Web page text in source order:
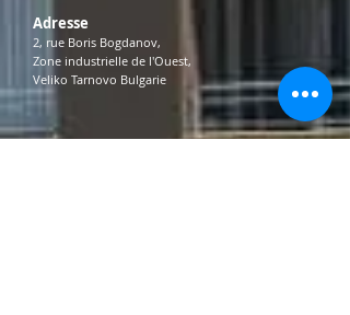
Adresse
2, rue Boris Bogdanov,
Zone industrielle de l'Ouest,
Veliko Tarnovo Bulgarie